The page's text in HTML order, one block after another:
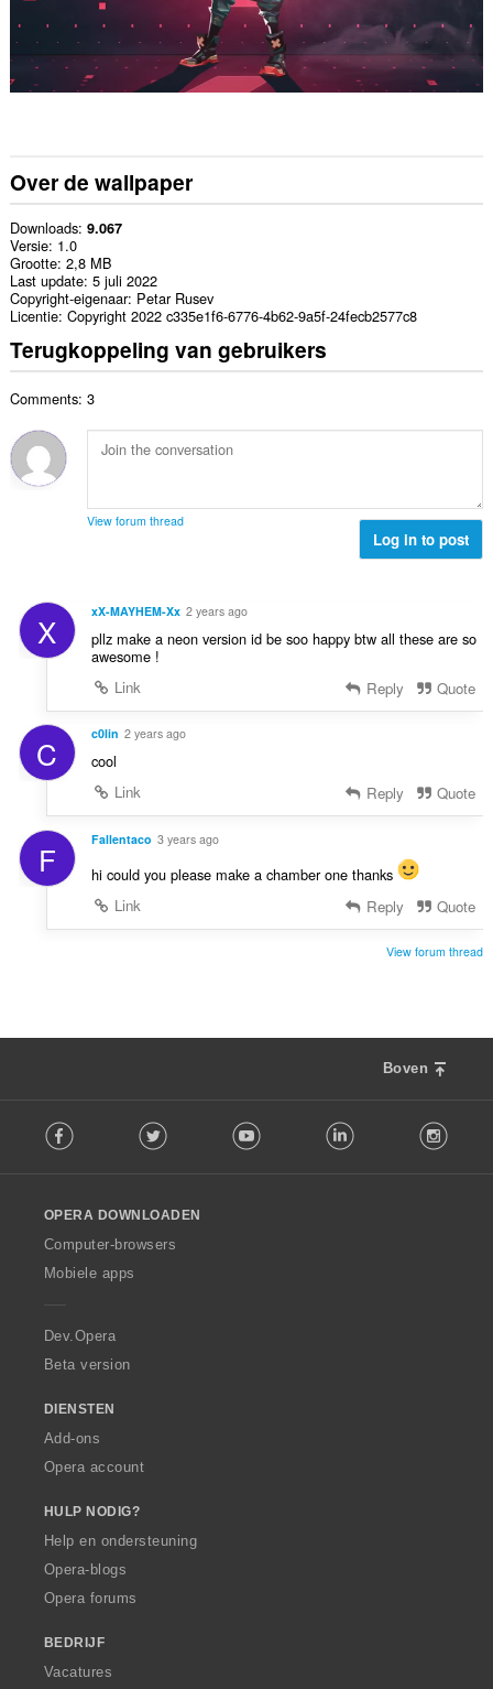
Over de wallpaper
Downloads 9.067
Versie 1.0
Grootte 2,8 MB
Last update 5 juli 2022
Copyright-eigenaar Petar Rusev
Licentie Copyright 2022 c335e1f6-6776-4b62-9a5f-24fecb2577c8
Terugkoppeling van gebruikers
Comments: 3
View forum thread
Log in to post
X xX-MAYHEM-Xx 2 years ago
pllz make a neon version id be soo happy btw all these are so
awesome !
Link
Reply Quote
C c0lin 2 years ago
cool
Link
Reply Quote
F Fallentaco 3 years ago
hi could you please make a chamber one thanks
Link
Reply Quote
View forum thread
Boven
o
w
O
p
a
Facebook Twitter Youtube LinkedIn
OPERA DOWNLOADEN
Computer-browsers
Mobiele apps
Dev.Opera
Beta version
DIENSTEN
Add-ons
Opera account
HULP NODIG?
Help en ondersteuning
Opera-blogs
Opera forums
BEDRIJF
Vacatures